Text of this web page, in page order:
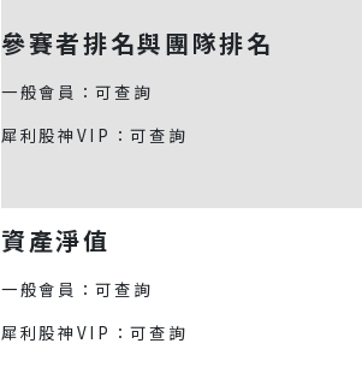
參賽者排名與團隊排名
一般會員：可查詢
犀利股神VIP：可查詢
資產淨值
一般會員：可查詢
犀利股神VIP：可查詢